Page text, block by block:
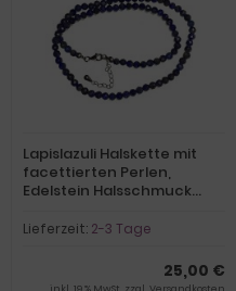
Lapislazuli Halskette mit
facettierten Perlen,
Edelstein Halsschmuck
Silber Verschluss mit
Lieferzeit: 2-3 Tage
25,00 €